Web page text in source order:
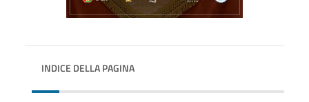
INDICE DELLA PAGINA